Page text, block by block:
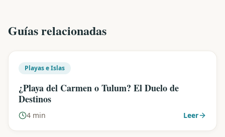
Guías relacionadas
Playas e Islas
¿Playa del Carmen o Tulum? El Duelo de
Destinos
4 min Leer